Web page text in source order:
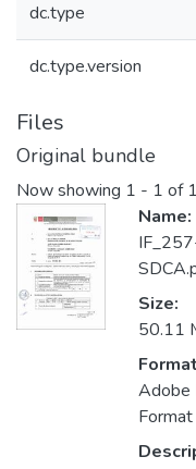
dc.type
dc.type.version
Files
Original bundle
Now showing 1 - 1 of 1
Name:
Size:
50.11
Adobe
Format